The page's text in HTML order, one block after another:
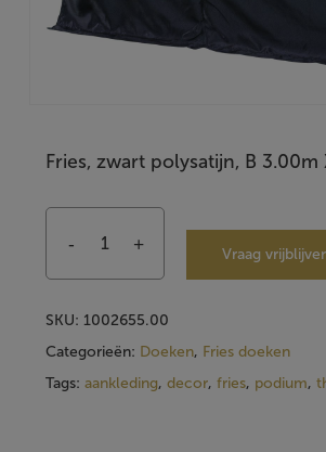
Fries, zwart polysatijn, B 3.00m
Vraag
SKU: 1002655.00
Categorieën: Doeken, Fries doeken
Tags: aankleding, decor, fries, podium,